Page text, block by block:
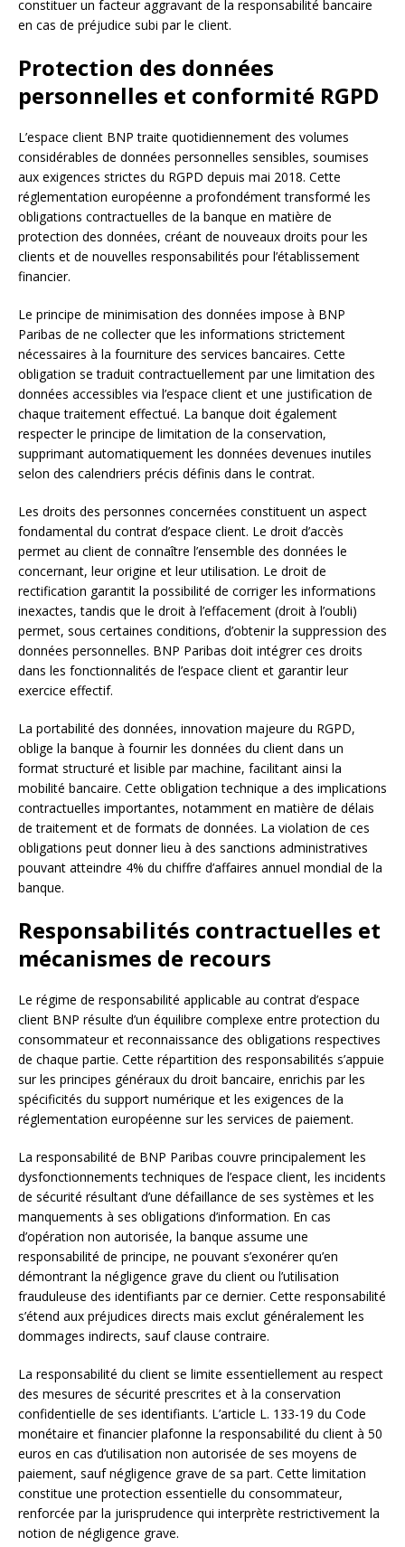
constituer un facteur aggravant de la responsabilité bancaire
en cas de préjudice subi par le client.
Protection des données
personnelles et conformité RGPD
L’espace client BNP traite quotidiennement des volumes
considérables de données personnelles sensibles, soumises
aux exigences strictes du RGPD depuis mai 2018. Cette
réglementation européenne a profondément transformé les
obligations contractuelles de la banque en matière de
protection des données, créant de nouveaux droits pour les
clients et de nouvelles responsabilités pour l’établissement
financier.
Le principe de minimisation des données impose à BNP
Paribas de ne collecter que les informations strictement
nécessaires à la fourniture des services bancaires. Cette
obligation se traduit contractuellement par une limitation des
données accessibles via l’espace client et une justification de
chaque traitement effectué. La banque doit également
respecter le principe de limitation de la conservation,
supprimant automatiquement les données devenues inutiles
selon des calendriers précis définis dans le contrat.
Les droits des personnes concernées constituent un aspect
fondamental du contrat d’espace client. Le droit d’accès
permet au client de connaître l’ensemble des données le
concernant, leur origine et leur utilisation. Le droit de
rectification garantit la possibilité de corriger les informations
inexactes, tandis que le droit à l’effacement (droit à l’oubli)
permet, sous certaines conditions, d’obtenir la suppression des
données personnelles. BNP Paribas doit intégrer ces droits
dans les fonctionnalités de l’espace client et garantir leur
exercice effectif.
La portabilité des données, innovation majeure du RGPD,
oblige la banque à fournir les données du client dans un
format structuré et lisible par machine, facilitant ainsi la
mobilité bancaire. Cette obligation technique a des implications
contractuelles importantes, notamment en matière de délais
de traitement et de formats de données. La violation de ces
obligations peut donner lieu à des sanctions administratives
pouvant atteindre 4% du chiffre d’affaires annuel mondial de la
banque.
Responsabilités contractuelles et
mécanismes de recours
Le régime de responsabilité applicable au contrat d’espace
client BNP résulte d’un équilibre complexe entre protection du
consommateur et reconnaissance des obligations respectives
de chaque partie. Cette répartition des responsabilités s’appuie
sur les principes généraux du droit bancaire, enrichis par les
spécificités du support numérique et les exigences de la
réglementation européenne sur les services de paiement.
La responsabilité de BNP Paribas couvre principalement les
dysfonctionnements techniques de l’espace client, les incidents
de sécurité résultant d’une défaillance de ses systèmes et les
manquements à ses obligations d’information. En cas
d’opération non autorisée, la banque assume une
responsabilité de principe, ne pouvant s’exonérer qu’en
démontrant la négligence grave du client ou l’utilisation
frauduleuse des identifiants par ce dernier. Cette responsabilité
s’étend aux préjudices directs mais exclut généralement les
dommages indirects, sauf clause contraire.
La responsabilité du client se limite essentiellement au respect
des mesures de sécurité prescrites et à la conservation
confidentielle de ses identifiants. L’article L. 133-19 du Code
monétaire et financier plafonne la responsabilité du client à 50
euros en cas d’utilisation non autorisée de ses moyens de
paiement, sauf négligence grave de sa part. Cette limitation
constitue une protection essentielle du consommateur,
renforcée par la jurisprudence qui interprète restrictivement la
notion de négligence grave.